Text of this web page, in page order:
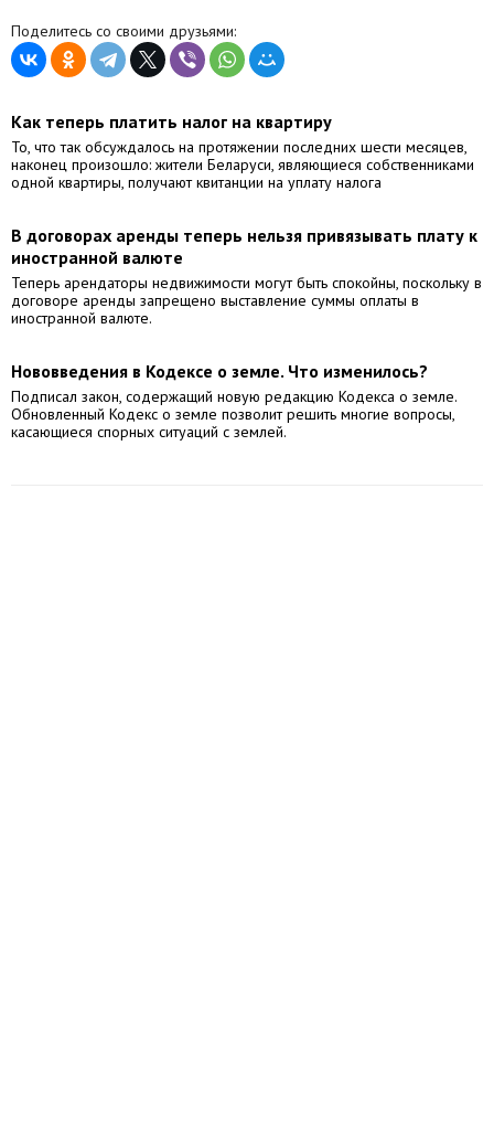
Поделитесь со своими друзьями:
Как теперь платить налог на квартиру
То, что так обсуждалось на протяжении последних шести месяцев,
наконец произошло: жители Беларуси, являющиеся собственниками
одной квартиры, получают квитанции на уплату налога
В договорах аренды теперь нельзя привязывать плату к
иностранной валюте
Теперь арендаторы недвижимости могут быть спокойны, поскольку в
договоре аренды запрещено выставление суммы оплаты в
иностранной валюте.
Нововведения в Кодексе о земле. Что изменилось?
Подписал закон, содержащий новую редакцию Кодекса о земле.
Обновленный Кодекс о земле позволит решить многие вопросы,
касающиеся спорных ситуаций с землей.